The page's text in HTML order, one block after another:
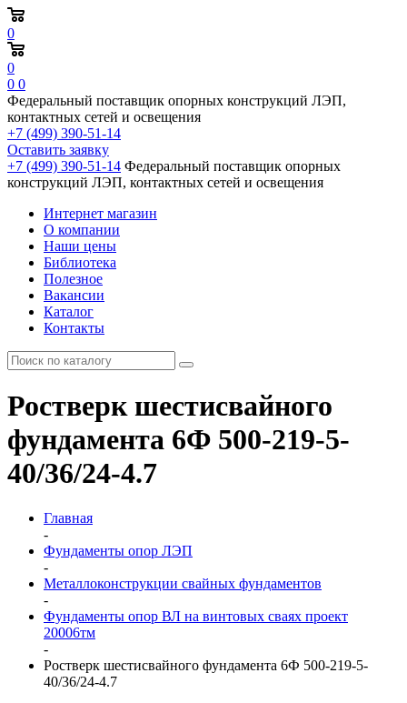
0
0
0 0
Федеральный поставщик опорных конструкций ЛЭП,
контактных сетей и освещения
+7 (499) 390-51-14
Оставить заявку
+7 (499) 390-51-14 Федеральный поставщик опорных
конструкций ЛЭП, контактных сетей и освещения
Интернет магазин
О компании
Наши цены
Библиотека
Полезное
Вакансии
Каталог
Контакты
Ростверк шестисвайного
фундамента 6Ф 500-219-5-
40/36/24-4.7
Главная
-
Фундаменты опор ЛЭП
-
Металлоконструкции свайных фундаментов
-
Фундаменты опор ВЛ на винтовых сваях проект
20006тм
-
Ростверк шестисвайного фундамента 6Ф 500-219-5-
40/36/24-4.7